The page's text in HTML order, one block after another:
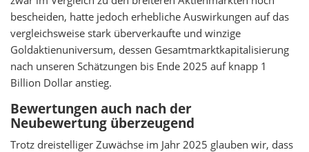
bescheiden, hatte jedoch erhebliche Auswirkungen auf das
vergleichsweise stark überverkaufte und winzige
Goldaktienuniversum, dessen Gesamtmarktkapitalisierung
nach unseren Schätzungen bis Ende 2025 auf knapp 1
Billion Dollar anstieg.
Bewertungen auch nach der
Neubewertung überzeugend
Trotz dreistelliger Zuwächse im Jahr 2025 glauben wir, dass